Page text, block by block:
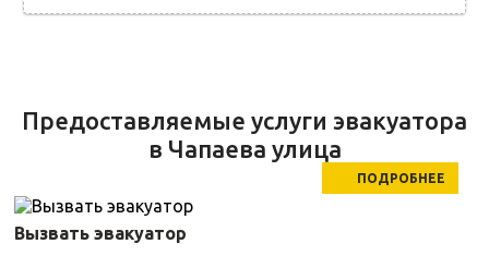
Предоставляемые услуги эвакуатора
в Чапаева улица
ПОДРОБНЕЕ
Вызвать эвакуатор